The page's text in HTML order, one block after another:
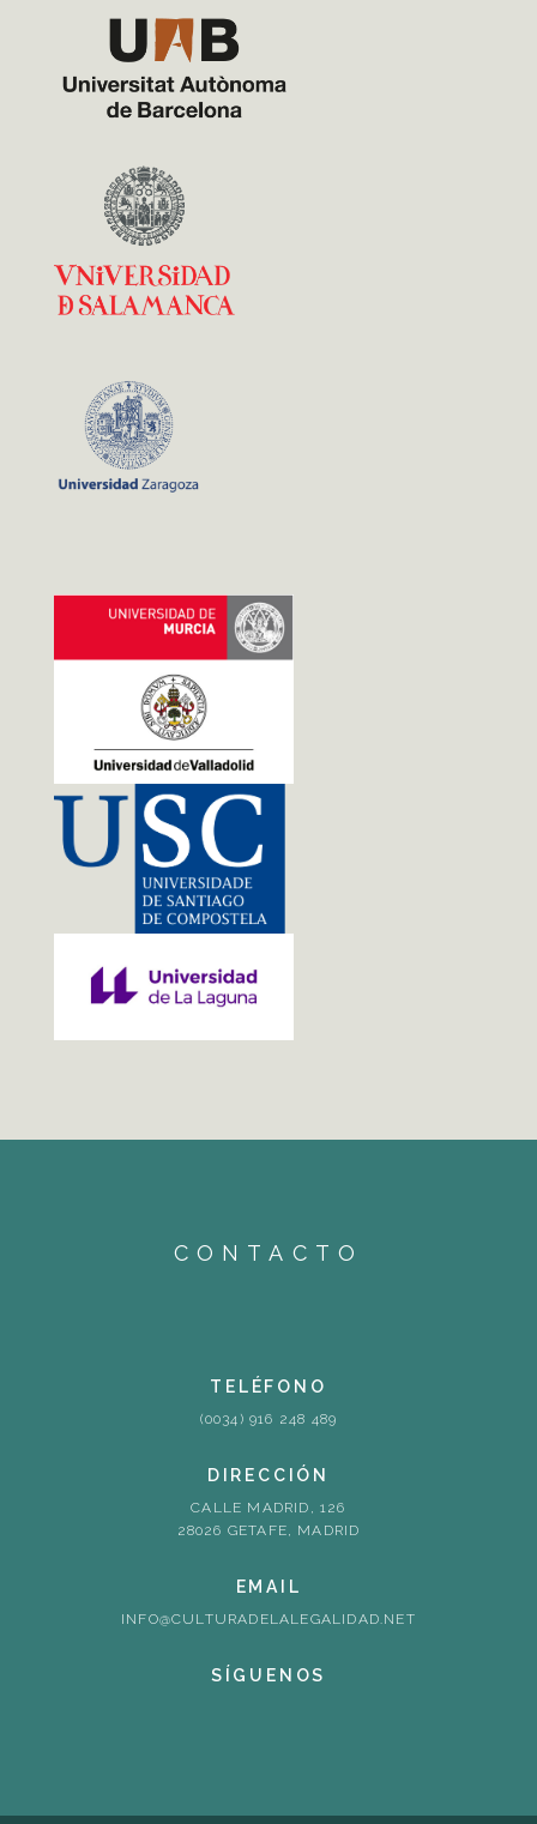
CONTACTO
TELÉFONO
(0034) 916 248 489
DIRECCIÓN
CALLE MADRID, 126
28026 GETAFE, MADRID
EMAIL
INFO@CULTURADELALEGALIDAD.NET
SÍGUENOS